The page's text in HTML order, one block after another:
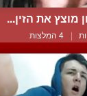
מוצץ את הזין...
| 4 המלצות